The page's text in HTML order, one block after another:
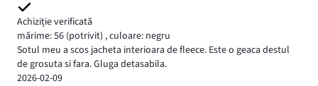
Achiziție verificată
mărime: 56 (potrivit) ,culoare: negru
Sotul meu a scos jacheta interioara de fleece. Este o geaca destul
de grosuta si fara. Gluga detasabila.
2026-02-09